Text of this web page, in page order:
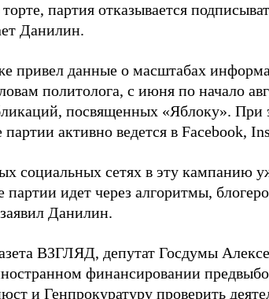
партия отказывается
Данилин.
привел данные о масштабах
политолога, с июня по начало
посвященных «Яблоку». При
активно ведется в Facebook,
социальных сетях в эту кампанию
партии идет через алгоритмы,
Данилин.
ВЗГЛЯД, депутат Госдумы
финансировании
и Генпрокуратуру проверить